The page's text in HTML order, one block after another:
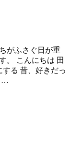
がふさぐ日が重
。 こんにちは 田
る 昔、好きだっ
…